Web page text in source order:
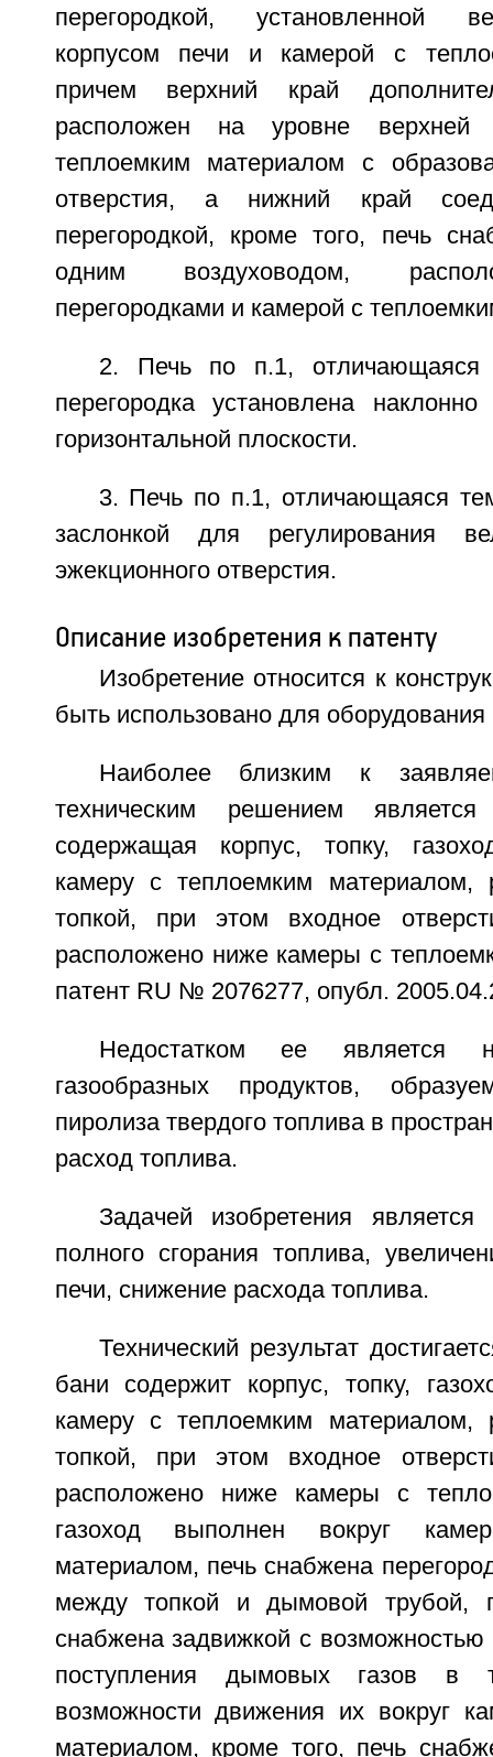
перегородкой, установленной
корпусом печи и камерой с
причем верхний край
расположен на уровне
теплоемким материалом с
отверстия, а нижний край
перегородкой, кроме того, печь
одним воздуховодом,
перегородками и камерой с
2. Печь по п.1, отличающаяся
перегородка установлена
горизонтальной плоскости.
3. Печь по п.1, отличающаяся
заслонкой для регулирования
эжекционного отверстия.
Описание изобретения к патенту
Изобретение относится к
быть использовано для оборудования
Наиболее близким к
техническим решением
содержащая корпус, топку,
камеру с теплоемким материалом,
топкой, при этом входное
расположено ниже камеры с
патент RU № 2076277, опубл.
Недостатком ее является
газообразных продуктов,
пиролиза твердого топлива в
расход топлива.
Задачей изобретения
полного сгорания топлива,
печи, снижение расхода топлива.
Технический результат
бани содержит корпус, топку,
камеру с теплоемким материалом,
топкой, при этом входное
расположено ниже камеры с
газоход выполнен вокруг
материалом, печь снабжена
между топкой и дымовой трубой,
снабжена задвижкой с возможностью
поступления дымовых газов в
возможности движения их вокруг
материалом, кроме того, печь